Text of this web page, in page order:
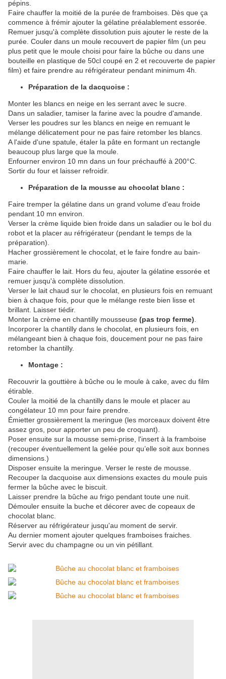
pépins.
Faire chauffer la moitié de la purée de framboises. Dès que ça
commence à frémir ajouter la gélatine préalablement essorée.
Remuer jusqu'à complète dissolution puis ajouter le reste de la
purée. Couler dans un moule recouvert de papier film (un peu
plus petit que le moule choisi pour faire la bûche ou dans une
bouteille en plastique de 50cl coupé en 2 et recouverte de papier
film) et faire prendre au réfrigérateur pendant minimum 4h.
Préparation de la dacquoise :
Monter les blancs en neige en les serrant avec le sucre.
Dans un saladier, tamiser la farine avec la poudre d'amande.
Verser les poudres sur les blancs en neige en remuant le
mélange délicatement pour ne pas faire retomber les blancs.
A l'aide d'une spatule, étaler la pâte en formant un rectangle
beaucoup plus large que la moule.
Enfourner environ 10 mn dans un four préchauffé à 200°C.
Sortir du four et laisser refroidir.
Préparation de la mousse au chocolat blanc :
Faire tremper la gélatine dans un grand volume d'eau froide
pendant 10 mn environ.
Verser la crème liquide bien froide dans un saladier ou le bol du
robot et la placer au réfrigérateur (pendant le temps de la
préparation).
Hacher grossièrement le chocolat, et le faire fondre au bain-
marie.
Faire chauffer le lait. Hors du feu, ajouter la gélatine essorée et
remuer jusqu'à complète dissolution.
Verser le lait chaud sur le chocolat, en plusieurs fois en remuant
bien à chaque fois, pour que le mélange reste bien lisse et
brillant. Laisser tiédir.
Monter la crème en chantilly mousseuse (pas trop ferme)
Incorporer la chantilly dans le chocolat, en plusieurs fois, en
mélangeant bien à chaque fois, doucement pour ne pas faire
retomber la chantilly.
Montage :
Recouvrir la gouttière à bûche ou le moule à cake, avec du film
étirable.
Couler la moitié de la chantilly dans le moule et placer au
congélateur 10 mn pour faire prendre.
Émietter grossièrement la meringue (les morceaux doivent être
assez gros, pour apporter un peu de croquant).
Poser ensuite sur la mousse semi-prise, l'insert à la framboise
(recouper éventuellement la gelée pour qu’elle soit aux bonnes
dimensions.)
Disposer ensuite la meringue. Verser le reste de mousse.
Recouper la dacquoise aux dimensions exactes du moule puis
fermer la bûche avec le biscuit.
Laisser prendre la bûche au frigo pendant toute une nuit.
Démouler ensuite la buche et décorer avec de copeaux de
chocolat blanc.
Réserver au réfrigérateur jusqu'au moment de servir.
Au dernier moment ajouter quelques framboises fraiches.
Servir avec du champagne ou un vin pétillant.